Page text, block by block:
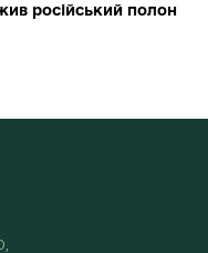
російський полон